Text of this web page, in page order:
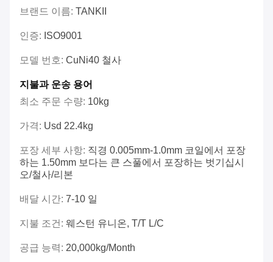
브랜드 이름: TANKII
인증: ISO9001
모델 번호: CuNi40 철사
지불과 운송 용어
최소 주문 수량: 10kg
가격: Usd 22.4kg
포장 세부 사항: 직경 0.005mm-1.0mm 코일에서 포장
하는 1.50mm 보다는 큰 스풀에서 포장하는 벗기십시
오/철사/리본
배달 시간: 7-10 일
지불 조건: 웨스턴 유니온, T/T L/C
공급 능력: 20,000kg/month